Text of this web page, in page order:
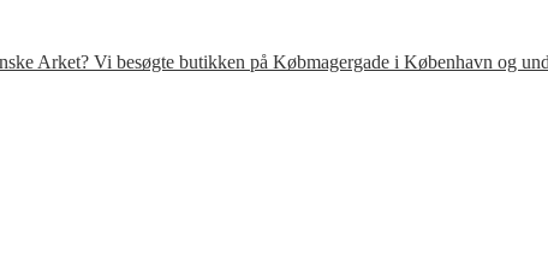
Arket? Vi besøgte butikken på Købmagergade i København og